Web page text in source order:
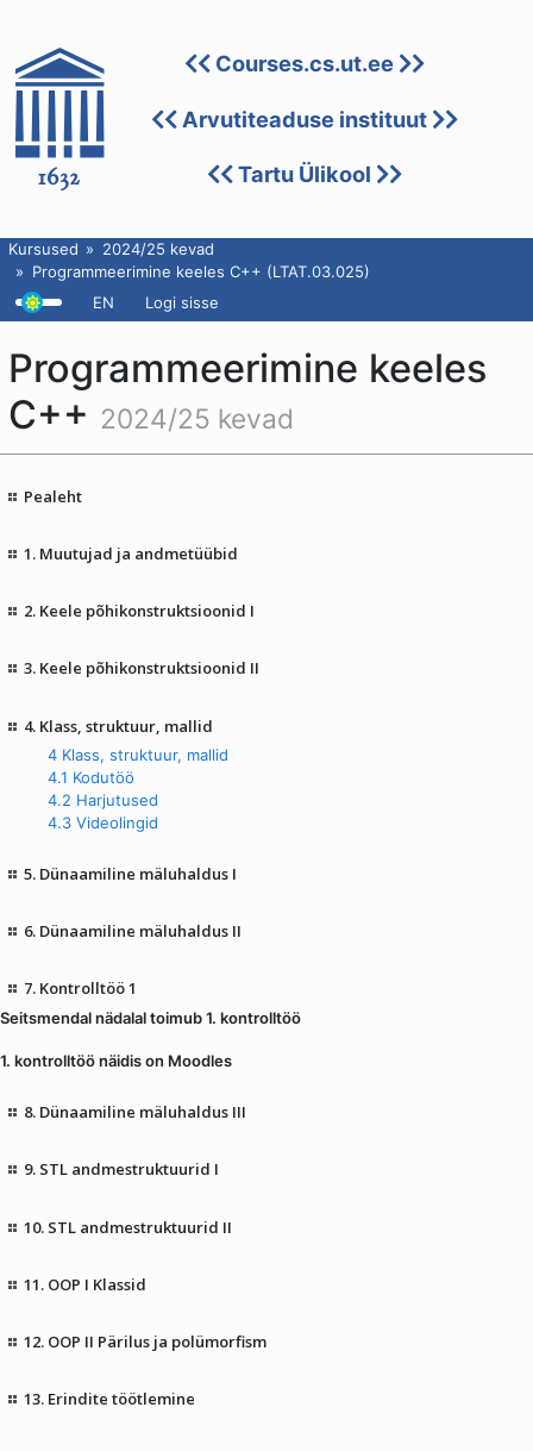
Courses.cs.ut.ee
Arvutiteaduse instituut
Tartu Ülikool
Kursused
2024/25 kevad
Programmeerimine keeles C++ (LTAT.03.025)
EN
Logi sisse
Programmeerimine keeles
C++ 2024/25 kevad
Pealeht
1. Muutujad ja andmetüübid
2. Keele põhikonstruktsioonid I
3. Keele põhikonstruktsioonid II
4. Klass, struktuur, mallid
4 Klass, struktuur, mallid
4.1 Kodutöö
4.2 Harjutused
4.3 Videolingid
5. Dünaamiline mäluhaldus I
6. Dünaamiline mäluhaldus II
7. Kontrolltöö 1
Seitsmendal nädalal toimub 1. kontrolltöö
1. kontrolltöö näidis on Moodles
8. Dünaamiline mäluhaldus III
9. STL andmestruktuurid I
10. STL andmestruktuurid II
11. OOP I Klassid
12. OOP II Pärilus ja polümorfism
13. Erindite töötlemine